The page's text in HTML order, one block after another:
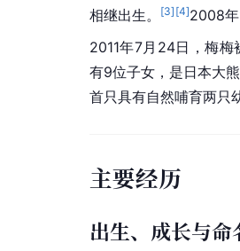
相继出生。
[3] [4]2008
2011年7月24日，梅梅
有9位子女，是日本大
首只具有自然哺育两只
主要经历
出生、成长与命